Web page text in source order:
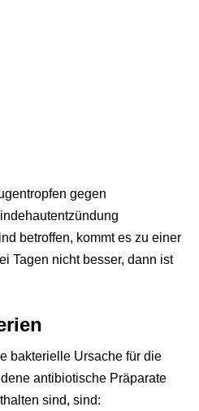
gegen
betroffen, kommt es zu einer
Tagen nicht besser, dann ist
bakterielle Ursache für die
antibiotische Präparate
sind, sind: